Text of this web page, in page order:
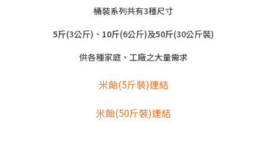
桶裝系列共有3種尺寸
5斤(3公斤)、 10斤(6公斤)及50斤(30公斤裝)
供各種家庭、工廠之大量需求
米飴(5斤裝)連結
米飴(50斤裝)連結